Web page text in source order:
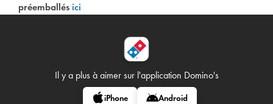
préemballés ici
Il y a plus à aimer sur l'application Domino's
iPhone Android